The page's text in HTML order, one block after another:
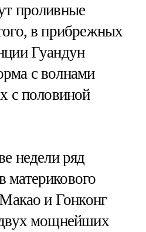
проливные
в прибрежных
Гуандун
с волнами
с половиной
недели ряд
и Гонконг
мощнейших